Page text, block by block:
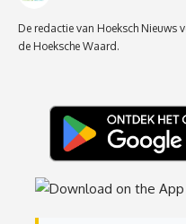
De redactie van Hoeksch Nieuws
de Hoeksche Waard.